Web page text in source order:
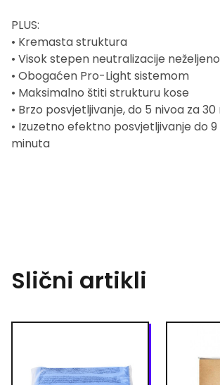
PLUS:
• Kremasta struktura
• Visok stepen neutralizacije
• Obogaćen Pro-Light sistemom
• Maksimalno štiti strukturu kose
• Brzo posvjetljivanje, do 5 nivoa za
• Izuzetno efektno posvjetljivanje do
minuta
Slični artikli